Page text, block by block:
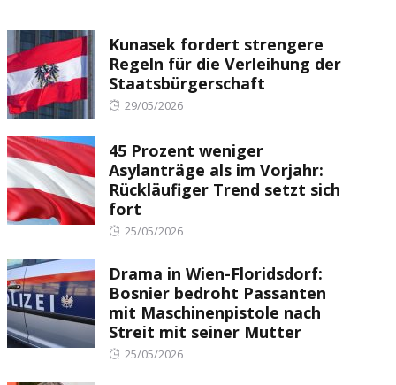
Kunasek fordert strengere
Regeln für die Verleihung der
Staatsbürgerschaft
Posted
29/05/2026
45 Prozent weniger
Asylanträge als im Vorjahr:
Rückläufiger Trend setzt sich
fort
Posted
25/05/2026
Drama in Wien-Floridsdorf:
Bosnier bedroht Passanten
mit Maschinenpistole nach
Streit mit seiner Mutter
Posted
25/05/2026